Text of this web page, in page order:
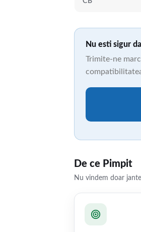
Nu esti sigur
Trimite-ne
De ce Pimpit
Nu vindem doar